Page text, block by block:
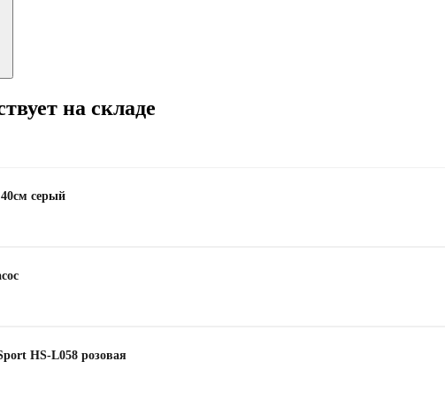
на складе
серый
HS-L058 розовая